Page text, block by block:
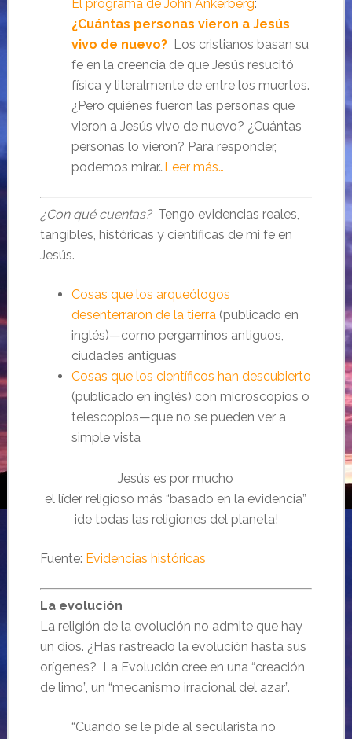
El programa de John Ankerberg:
¿Cuántas personas vieron a Jesús
vivo de nuevo?Los cristianos basan su
fe en la creencia de que Jesús resucitó
física y literalmente de entre los muertos.
¿Pero quiénes fueron las personas que
vieron a Jesús vivo de nuevo? ¿Cuántas
personas lo vieron? Para responder,
podemos mirar… Leer más…
¿Con qué cuentas?Tengo evidencias reales,
tangibles, históricas y científicas de mi fe en
Jesús.
Cosas que los arqueólogos
desenterraron de la tierra(publicado en
inglés)—como pergaminos antiguos,
ciudades antiguas
Cosas que los científicos han descubierto
(publicado en inglés) con microscopios o
telescopios—que no se pueden ver a
simple vista
Jesús es por mucho
el líder religioso más “basado en la evidencia”
¡de todas las religiones del planeta!
Fuente: Evidencias históricas
La evolución
La religión de la evolución no admite que hay
un dios. ¿Has rastreado la evolución hasta sus
orígenes? La Evolución cree en una “creación
de limo”, un “mecanismo irracional del azar”.
“Cuando se le pide al secularista no